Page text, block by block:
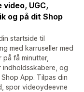
UGC,
og på dit Shop
startside til
med karruseller med
på få minutter,
og
App. Tilpas din
spor videoydeevne